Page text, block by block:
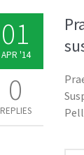
01
APR '14
0
REPLIES